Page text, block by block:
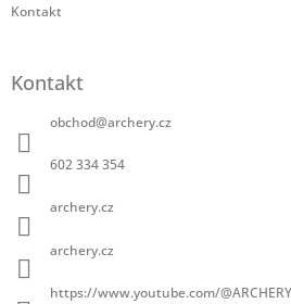
Kontakt
Kontakt
obchod@archery.cz
602 334 354
archery.cz
archery.cz
https://www.youtube.com/